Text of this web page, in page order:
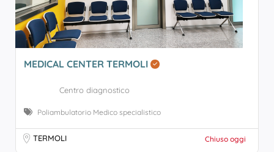
MEDICAL CENTER TERMOLI
Centro diagnostico
Poliambulatorio Medico specialistico
TERMOLI Chiuso oggi